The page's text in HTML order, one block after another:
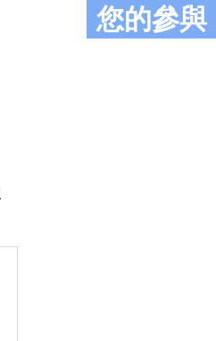
您的參與